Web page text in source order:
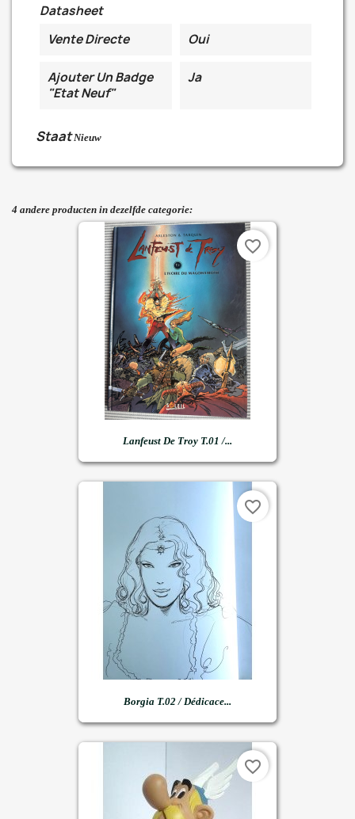
Datasheet
Vente Directe
Oui
Ajouter Un Badge
"Etat Neuf"
Ja
Staat Nieuw
4 andere producten in dezelfde categorie:
Lanfeust De Troy T.01 /...
favorite_border
Borgia T.02 / Dédicace...
favorite_border
favorite_border